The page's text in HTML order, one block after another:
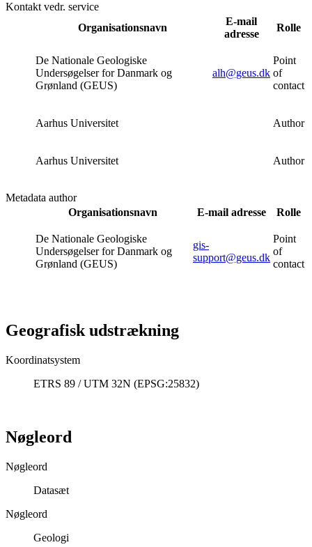
Kontakt vedr. service
Organisationsnavn
E-mail
adresse
Rolle
De Nationale Geologiske
Undersøgelser for Danmark og
Grønland (GEUS)
alh@geus.dk
Point
of
contact
Aarhus Universitet Author
Aarhus Universitet Author
Metadata author
Organisationsnavn
E-mail adresse Rolle
De Nationale Geologiske
Undersøgelser for Danmark og
Grønland (GEUS)
gis-
support@geus.dk
Point
of
contact
Geografisk udstrækning
Koordinatsystem
ETRS 89 / UTM 32N (EPSG:25832)
Nøgleord
Nøgleord
Datasæt
Nøgleord
Geologi